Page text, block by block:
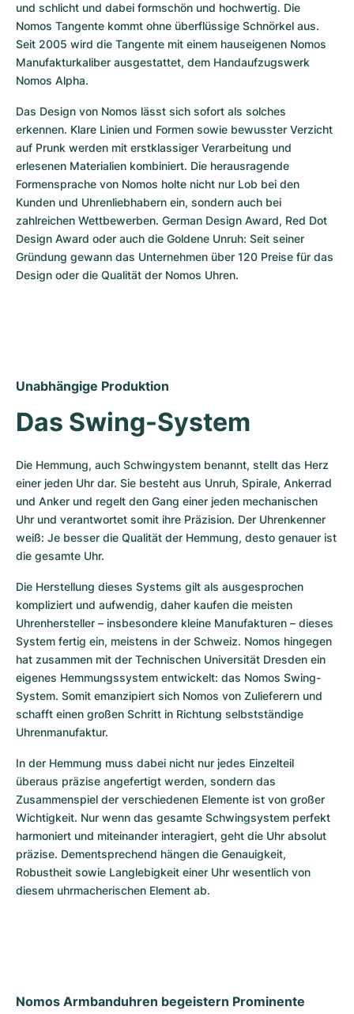
und schlicht und dabei formschön und hochwertig. Die
Nomos Tangente kommt ohne überflüssige Schnörkel aus.
Seit 2005 wird die Tangente mit einem hauseigenen Nomos
Manufakturkaliber ausgestattet, dem Handaufzugswerk
Nomos Alpha.
Das Design von Nomos lässt sich sofort als solches
erkennen. Klare Linien und Formen sowie bewusster Verzicht
auf Prunk werden mit erstklassiger Verarbeitung und
erlesenen Materialien kombiniert. Die herausragende
Formensprache von Nomos holte nicht nur Lob bei den
Kunden und Uhrenliebhabern ein, sondern auch bei
zahlreichen Wettbewerben. German Design Award, Red Dot
Design Award oder auch die Goldene Unruh: Seit seiner
Gründung gewann das Unternehmen über 120 Preise für das
Design oder die Qualität der Nomos Uhren.
Unabhängige Produktion
Das Swing-System
Die Hemmung, auch Schwingystem benannt, stellt das Herz
einer jeden Uhr dar. Sie besteht aus Unruh, Spirale, Ankerrad
und Anker und regelt den Gang einer jeden mechanischen
Uhr und verantwortet somit ihre Präzision. Der Uhrenkenner
weiß: Je besser die Qualität der Hemmung, desto genauer ist
die gesamte Uhr.
Die Herstellung dieses Systems gilt als ausgesprochen
kompliziert und aufwendig, daher kaufen die meisten
Uhrenhersteller – insbesondere kleine Manufakturen – dieses
System fertig ein, meistens in der Schweiz. Nomos hingegen
hat zusammen mit der Technischen Universität Dresden ein
eigenes Hemmungssystem entwickelt: das Nomos Swing-
System. Somit emanzipiert sich Nomos von Zulieferern und
schafft einen großen Schritt in Richtung selbstständige
Uhrenmanufaktur.
In der Hemmung muss dabei nicht nur jedes Einzelteil
überaus präzise angefertigt werden, sondern das
Zusammenspiel der verschiedenen Elemente ist von großer
Wichtigkeit. Nur wenn das gesamte Schwingsystem perfekt
harmoniert und miteinander interagiert, geht die Uhr absolut
präzise. Dementsprechend hängen die Genauigkeit,
Robustheit sowie Langlebigkeit einer Uhr wesentlich von
diesem uhrmacherischen Element ab.
Nomos Armbanduhren begeistern Prominente